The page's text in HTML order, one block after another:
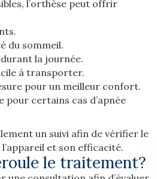
l’orthèse peut offrir
du sommeil.
la journée.
à transporter.
pour un meilleur confort.
certains cas d’apnée
un suivi afin de vérifier le
et son efficacité.
le traitement?